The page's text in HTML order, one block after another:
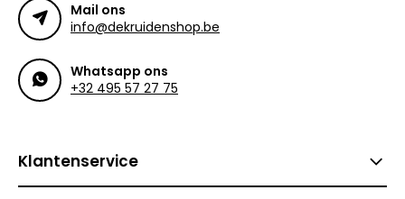
Mail ons
info@dekruidenshop.be
Whatsapp ons
+32 495 57 27 75
Klantenservice